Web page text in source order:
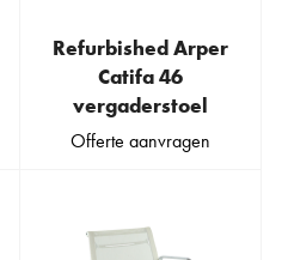
Refurbished Arper
Catifa 46
vergaderstoel
Offerte aanvragen